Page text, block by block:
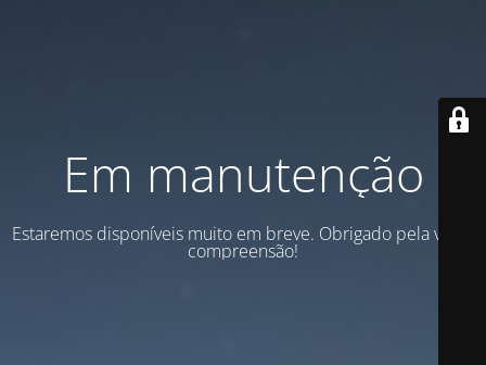
Em manutenção
Estaremos disponíveis muito em breve. Obrigado pela vossa
compreensão!